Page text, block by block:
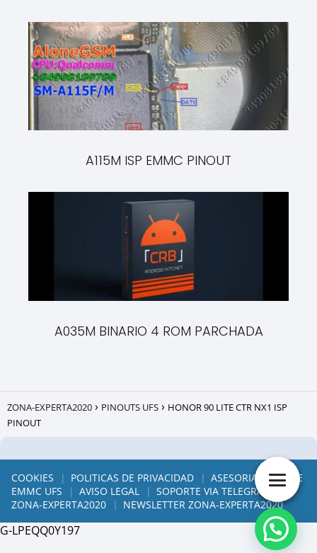
A115M ISP EMMC PINOUT
A035M BINARIO 4 ROM PARCHADA
ZONA-EXPERTA2020 PINOUTS UFS
HONOR 90 LITE CTR NX1 ISP
PINOUT
COOKIES POLITICAS DE PRIVACIDAD
ASESORIAS ONLINE
EMMC UFS
AVISO LEGAL
SOPORTE VIA TELEGRAM
ZONA-EXPERTA2020
NEWSLETTER ZONA-EXPERTA2020
G-LPEQQ0Y197